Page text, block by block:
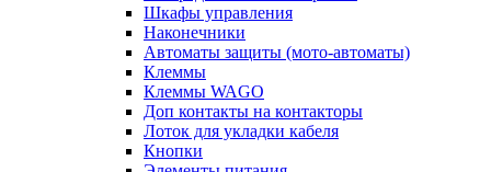
Шкафы управления
Наконечники
Автоматы защиты (мото-автоматы)
Клеммы
Клеммы WAGO
Доп контакты на контакторы
Лоток для укладки кабеля
Кнопки